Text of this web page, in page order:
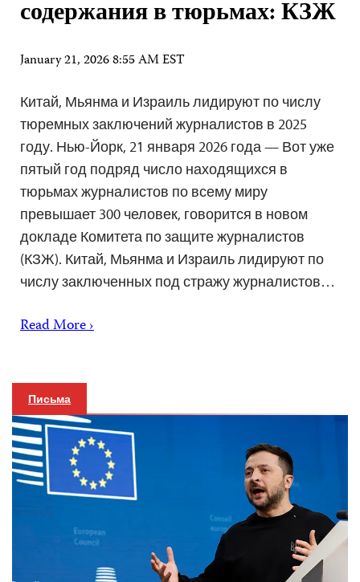
содержания в тюрьмах: КЗЖ
January 21, 2026 8:55 AM EST
Китай, Мьянма и Израиль лидируют по числу
тюремных заключений журналистов в 2025
году. Нью-Йорк, 21 января 2026 года — Вот уже
пятый год подряд число находящихся в
тюрьмах журналистов по всему миру
превышает 300 человек, говорится в новом
докладе Комитета по защите журналистов
(КЗЖ). Китай, Мьянма и Израиль лидируют по
числу заключенных под стражу журналистов…
Read More ›
Письма